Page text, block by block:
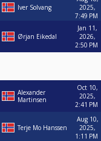
Iver Solvang
2025,
7:49 PM
Ørjan Eikedal
Jan 11,
2026,
2:50 PM
Alexander
Martinsen
Oct 10,
2025,
2:41 PM
Terje Mo Hanssen
Aug 10,
2025,
1:11 PM